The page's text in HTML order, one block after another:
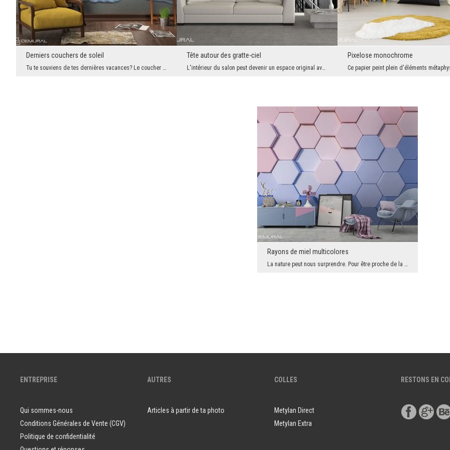
Derniers couchers de soleil
Tu te souviens de tes dernières vacances? Le coucher de soleil, le bruit d'eau et un petit vent q...
Tête autour des gratte-ciel
L'intérieur du salon peut devenir un espace original avec une touche de modernité. Tout ce qui en...
Pixelose monochrome
Rayons de miel multicolores
La nature peut nous surprendre. Pour être proche de la nature choisis le motif particulièrement m...
ENTREPRISE
Qui sommes-nous
Conditions Générales de Vente (CGV)
Politique de confidentialité
AUTRES
Articles à partir de ta photo
COLLES
Metylan Direct
Metylan Extra
RESTONS EN